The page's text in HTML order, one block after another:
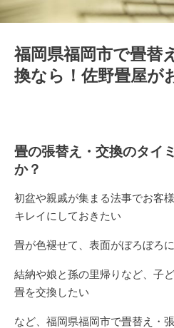
福岡県福岡市で畳替
換なら！佐野畳屋が
畳の張替え・交換のタイ
か？
初盆や親戚が集まる法事でお客
キレイにしておきたい
畳が色褪せて、表面がぼろぼろ
結納や娘と孫の里帰り など、子
畳を交換したい
など、福岡県福岡市で畳替え・